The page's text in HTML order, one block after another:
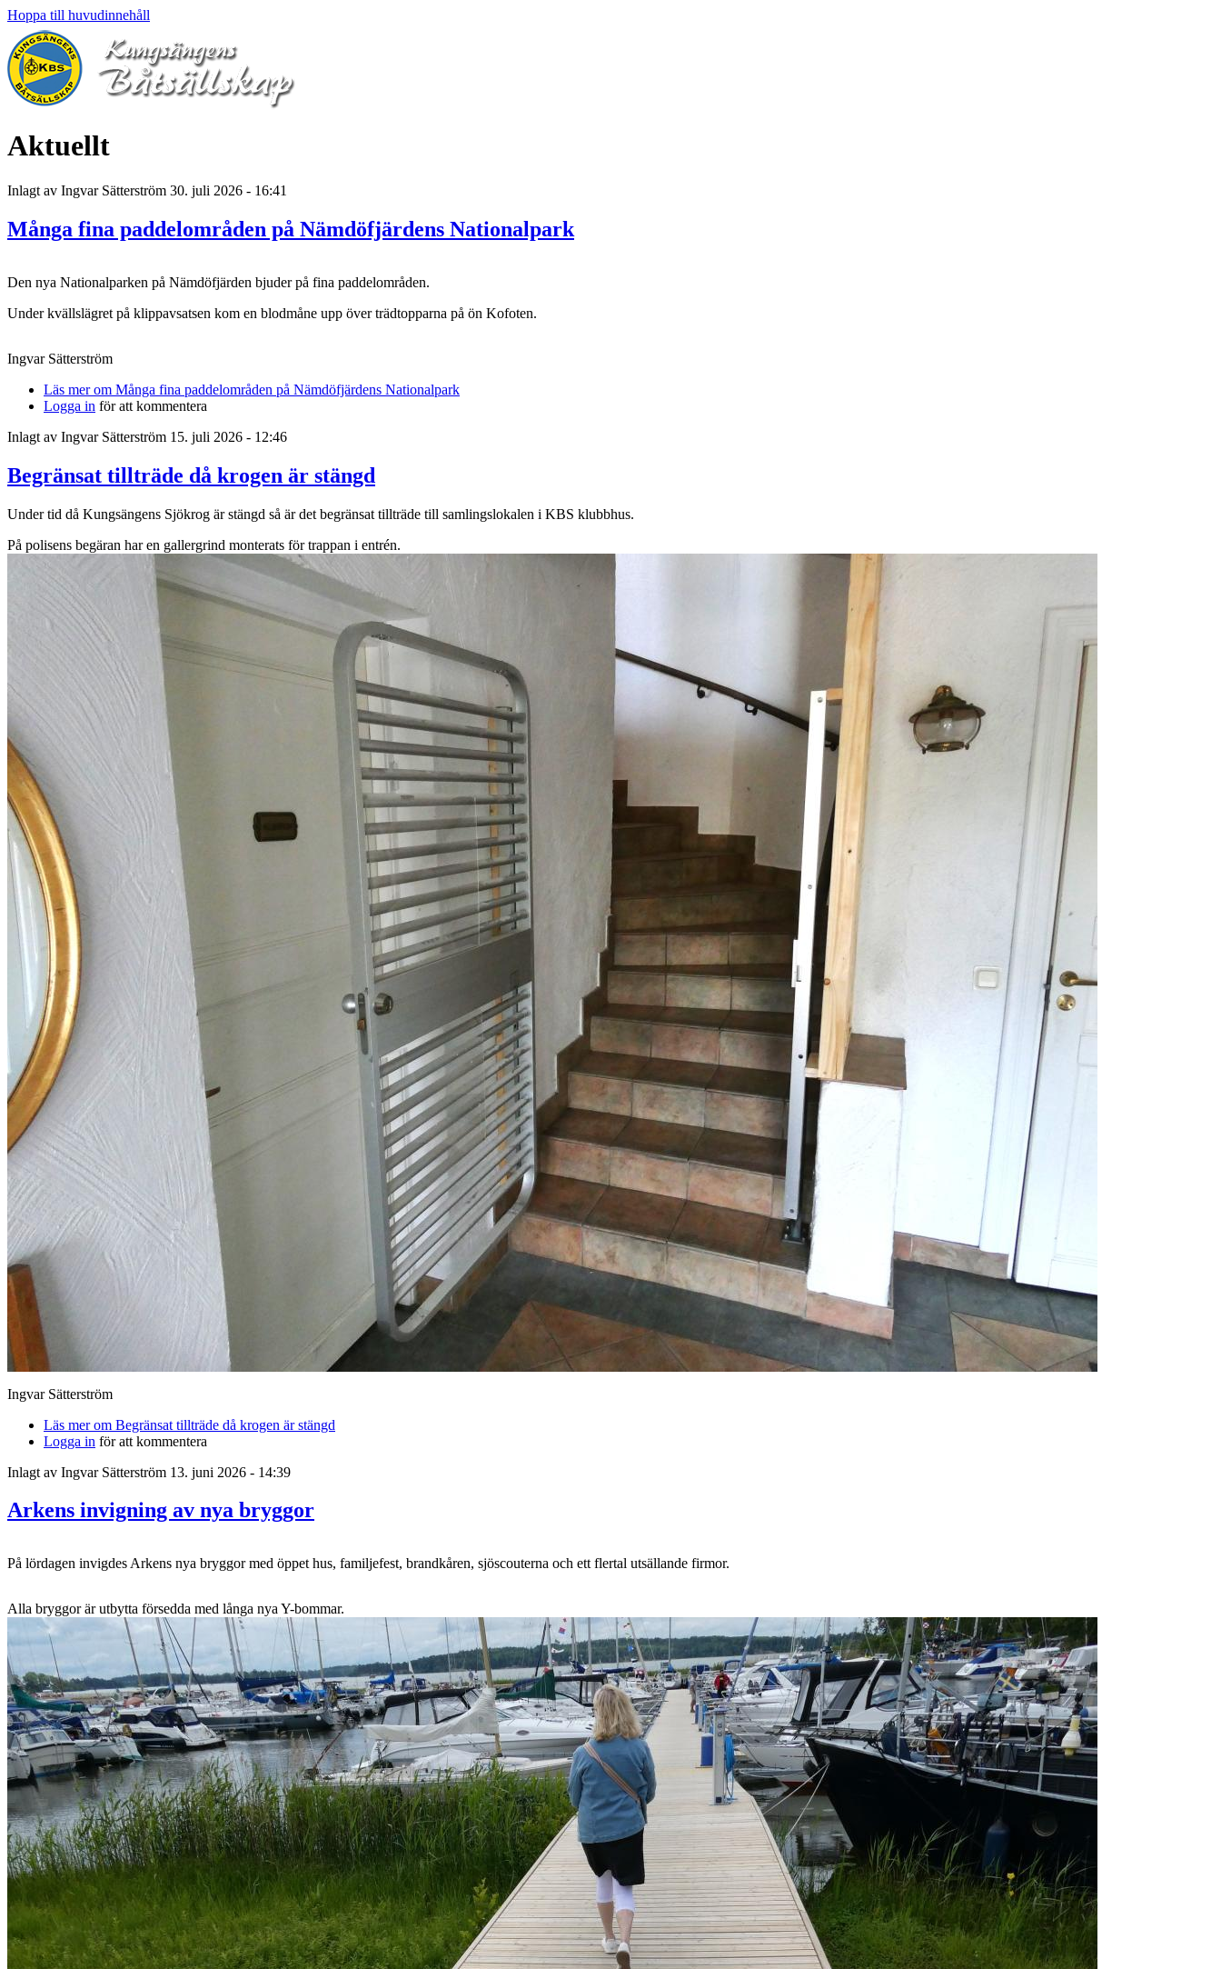
Hoppa till huvudinnehåll
Aktuellt
Inlagt av Ingvar Sätterström 30. juli 2026 - 16:41
Många fina paddelområden på Nämdöfjärdens Nationalpark
Den nya Nationalparken på Nämdöfjärden bjuder på fina paddelområden.
Under kvällslägret på klippavsatsen kom en blodmåne upp över trädtopparna på ön Kofoten.
Ingvar Sätterström
Läs merom Många fina paddelområden på Nämdöfjärdens Nationalpark
Logga in för att kommentera
Inlagt av Ingvar Sätterström 15. juli 2026 - 12:46
Begränsat tillträde då krogen är stängd
Under tid då Kungsängens Sjökrog är stängd så är det begränsat tillträde till samlingslokalen i KBS klubbhus.
På polisens begäran har en gallergrind monterats för trappan i entrén.
Ingvar Sätterström
Läs merom Begränsat tillträde då krogen är stängd
Logga in för att kommentera
Inlagt av Ingvar Sätterström 13. juni 2026 - 14:39
Arkens invigning av nya bryggor
På lördagen invigdes Arkens nya bryggor med öppet hus, familjefest, brandkåren, sjöscouterna och ett flertal utsällande firmor.
Alla bryggor är utbytta försedda med långa nya Y-bommar.